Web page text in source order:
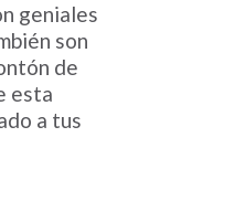
geniales
son
de
esta
a tus